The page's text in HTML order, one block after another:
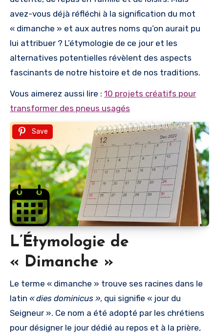
avez-vous déjà réfléchi à la signification du mot
« dimanche » et aux autres noms qu’on aurait pu
lui attribuer ? L’étymologie de ce jour et les
alternatives potentielles révèlent des aspects
fascinants de notre histoire et de nos traditions.
Vous aimerez aussi lire : 10 projets créatifs pour
transformer des pneus usagés
Save
L’Étymologie de
« Dimanche »
Le terme « dimanche » trouve ses racines dans le
latin « dies dominicus », qui signifie « jour du
Seigneur ». Ce nom a été adopté par les chrétiens
pour désigner le jour dédié au repos et à la prière,